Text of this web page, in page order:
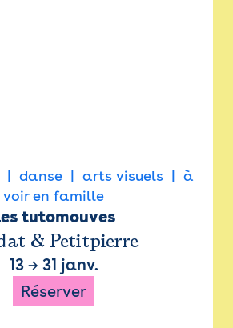
danse arts visuels
à
voir en famille
tutomouves
& Petitpierre
13→ 31 janv.
Réserver